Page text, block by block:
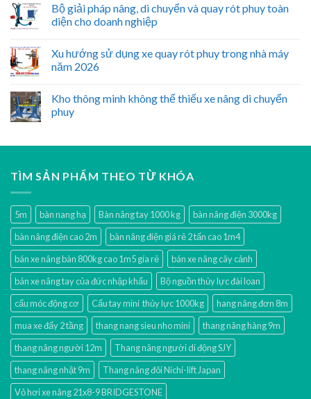
Bộ giải pháp nâng, di chuyển và quay rót phuy toàn
diện cho doanh nghiệp
Xu hướng sử dụng xe quay rót phuy trong nhà máy
năm 2026
Kho thông minh không thể thiếu xe nâng di chuyển
phuy
TÌM SẢN PHẨM THEO TỪ KHÓA
5m bàn nang hạ Bàn nâng tay 1000 kg
bàn nâng điện 3000kg
bàn nâng điện cao 2m
bàn nâng điện giá rẻ 2 tấn cao 1m4
bán xe nâng bàn 800kg cao 1m5 gía rẻ
bán xe nâng cây cảnh
bán xe nâng tay của đức nhập khẩu
Bộ nguồn thủy lực đài loan
cẩu móc động cơ
Cẩu tay mini thủy lực 1000kg
hang nâng đơn 8m
mua xe đẩy 2 tầng
thang nang sieu nho mini
thang nâng hàng 9m
thang nâng người 12m
Thang nâng người di động SJY
thang nâng nhật 9m
Thang nâng đôi Nichi-lift Japan
Vỏ hơi xe nâng 21x8-9 BRIDGESTONE